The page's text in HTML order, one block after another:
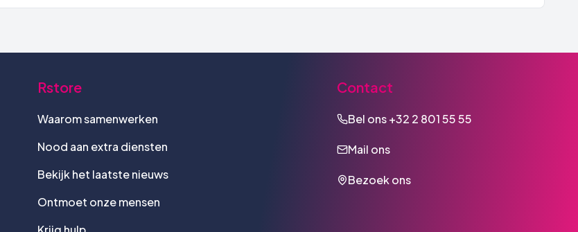
Rstore
Waarom samenwerken
Nood aan extra diensten
Bekijk het laatste nieuws
Ontmoet onze mensen
Contact
Bel ons+32 2 801 55 55
Mail ons
Bezoek ons